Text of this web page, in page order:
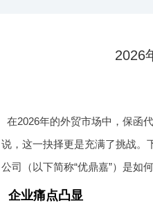
2026
在2026年的外贸市场中，保函
说，这一抉择更是充满了挑战。
公司（以下简称“优鼎嘉”）是如
企业痛点凸显